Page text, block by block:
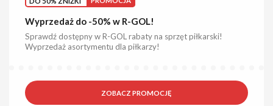
Wyprzedaż do -50% w R-GOL!
Sprawdź dostępny w R-GOL rabaty na sprzęt piłkarski!
Wyprzedaż asortymentu dla piłkarzy!
ZOBACZ PROMOCJĘ